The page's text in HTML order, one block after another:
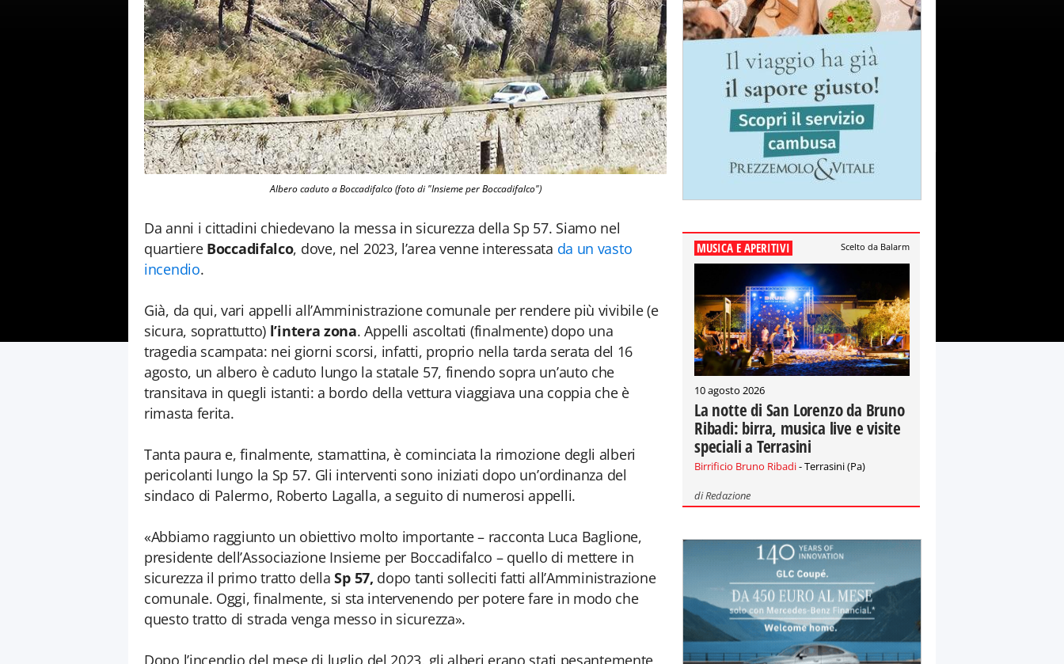
Albero caduto a Boccadifalco (foto di "Insieme per Boccadifalco")
Da anni i cittadini chiedevano la messa in sicurezza della Sp 57. Siamo nel
quartiereBoccadifalco, dove, nel 2023, l’area venne interessata da un vasto
incendio.
Già, da qui, vari appelli all’Amministrazione comunale per rendere più vivibile (e
sicura, soprattutto) l’intera zona. Appelli ascoltati (finalmente) dopo una
tragedia scampata: nei giorni scorsi, infatti, proprio nella tarda serata del 16
agosto, un albero è caduto lungo la statale 57, finendo sopra un’auto che
transitava in quegli istanti: a bordo della vettura viaggiava una coppia che è
rimasta ferita.
Tanta paura e, finalmente, stamattina, è cominciata la rimozione degli alberi
pericolanti lungo la Sp 57. Gli interventi sono iniziati dopo un’ordinanza del
sindaco di Palermo, Roberto Lagalla, a seguito di numerosi appelli.
«Abbiamo raggiunto un obiettivo molto importante – racconta Luca Baglione,
presidente dell’Associazione Insieme per Boccadifalco – quello di mettere in
sicurezza il primo tratto della Sp 57, dopo tanti solleciti fatti all’Amministrazione
comunale. Oggi, finalmente, si sta intervenendo per potere fare in modo che
questo tratto di strada venga messo in sicurezza».
Dopo l’incendio del mese di luglio del 2023, gli alberi erano stati pesantemente
MUSICA E APERITIVI Scelto da Balarm
10 agosto 2026
La notte di San Lorenzo da Bruno
Ribadi: birra, musica live e visite
speciali a Terrasini
Birrificio Bruno Ribadi- Terrasini (Pa)
diRedazione